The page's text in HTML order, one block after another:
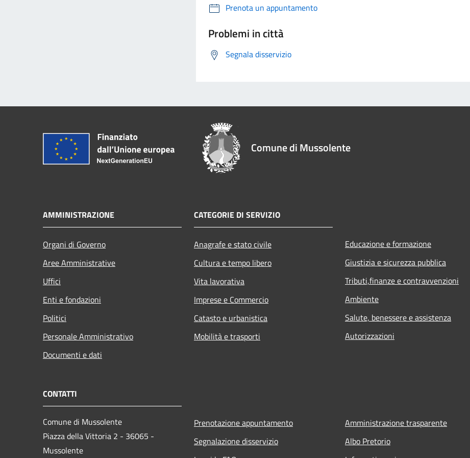
Prenota un appuntamento
Problemi in città
Segnala disservizio
Comune di Mussolente
AMMINISTRAZIONE
Organi di Governo
Aree Amministrative
Uffici
Enti e fondazioni
Politici
Personale Amministrativo
Documenti e dati
CATEGORIE DI SERVIZIO
Anagrafe e stato civile
Cultura e tempo libero
Vita lavorativa
Imprese e Commercio
Catasto e urbanistica
Mobilità e trasporti
Educazione e formazione
Giustizia e sicurezza pubblica
Tributi,finanze e contravvenzioni
Ambiente
Salute, benessere e assistenza
Autorizzazioni
CONTATTI
Comune di Mussolente
Piazza della Vittoria 2 - 36065 -
Mussolente
Prenotazione appuntamento
Segnalazione disservizio
Amministrazione trasparente
Albo Pretorio